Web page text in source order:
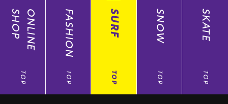
ONLINE
SHOP
TOP
FASHION
TOP
SURF
TOP
SNOW
TOP
SKATE
TOP